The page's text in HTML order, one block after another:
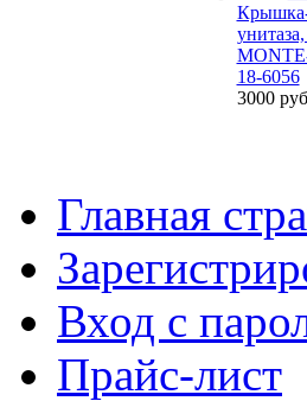
Крышка-
18-6056
3000
Главная
Вход с
Прайс-лист